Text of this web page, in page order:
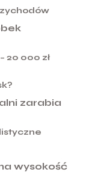
20 000 zł
zarabia
wysokość